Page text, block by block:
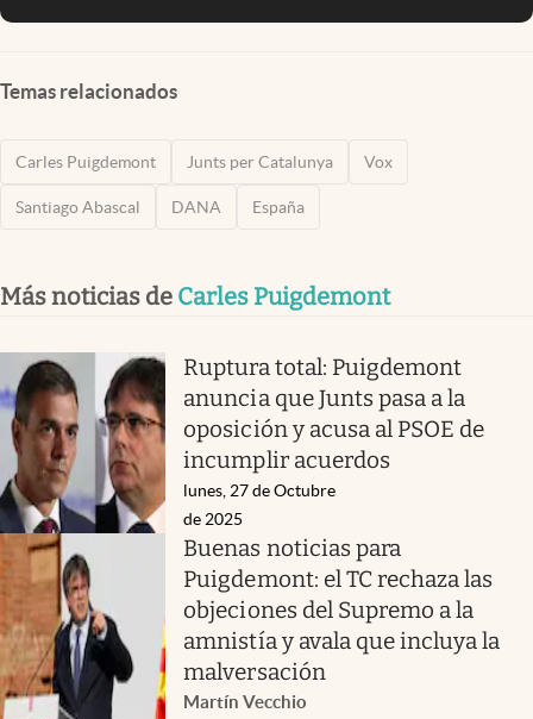
Temas relacionados
Carles Puigdemont Junts per Catalunya Vox
Santiago Abascal DANA España
Más noticias de Carles Puigdemont
Ruptura total: Puigdemont
anuncia que Junts pasa a la
oposición y acusa al PSOE de
incumplir acuerdos
lunes, 27 de Octubre
de 2025
Buenas noticias para
Puigdemont: el TC rechaza las
objeciones del Supremo a la
amnistía y avala que incluya la
malversación
Martín Vecchio